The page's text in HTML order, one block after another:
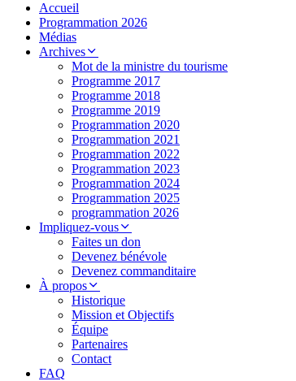
Accueil
Programmation 2026
Médias
Archives
Mot de la ministre du tourisme
Programme 2017
Programme 2018
Programme 2019
Programmation 2020
Programmation 2021
Programmation 2022
Programmation 2023
Programmation 2024
Programmation 2025
programmation 2026
Impliquez-vous
Faites un don
Devenez bénévole
Devenez commanditaire
À propos
Historique
Mission et Objectifs
Équipe
Partenaires
Contact
FAQ